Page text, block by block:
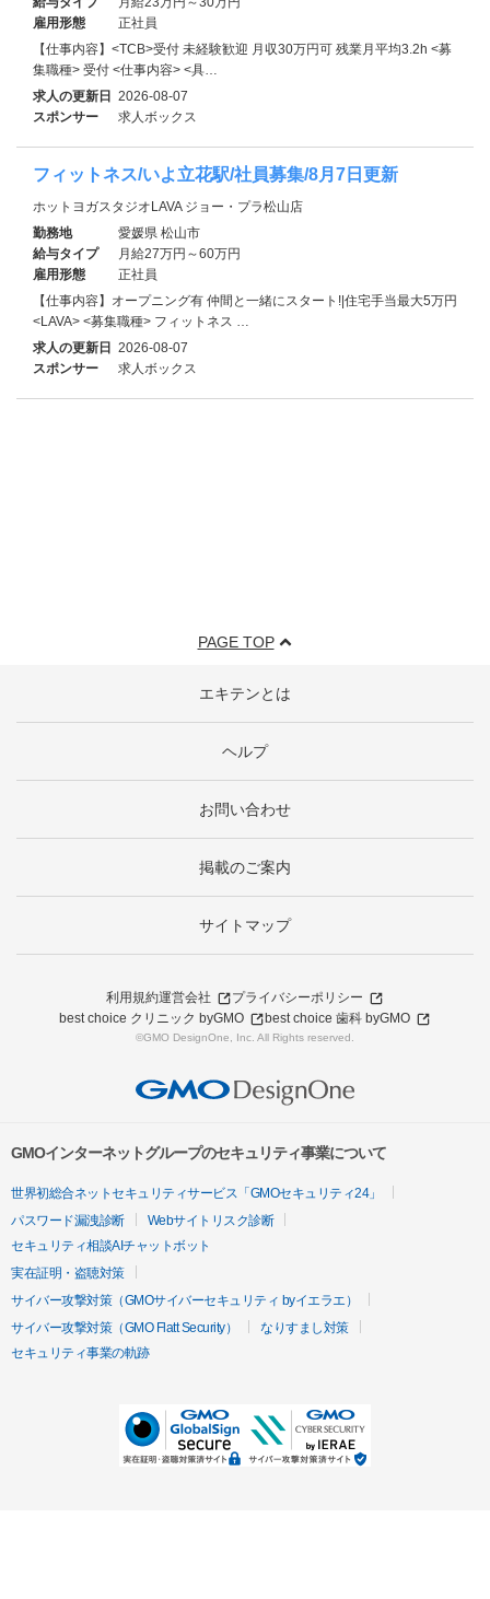
雇用形態
正社員
【仕事内容】<TCB>受付 未経験歓迎 月収30万円可 残業月平均3.2h <募
集職種> 受付 <仕事内容> <具…
求人の更新日 2026-08-07
スポンサー
求人ボックス
フィットネス/いよ立花駅/社員募集/8月7日更新
ホットヨガスタジオLAVA ジョー・プラ松山店
勤務地
愛媛県 松山市
給与タイプ
月給27万円～60万円
雇用形態
正社員
【仕事内容】オープニング有 仲間と一緒にスタート!|住宅手当最大5万円
<LAVA> <募集職種> フィットネス …
求人の更新日 2026-08-07
スポンサー
求人ボックス
PAGE TOP
エキテンとは
ヘルプ
お問い合わせ
掲載のご案内
サイトマップ
利用規約運営会社
プライバシーポリシー
best choice クリニック byGMO
best choice 歯科 byGMO
©GMO DesignOne, Inc. All Rights reserved.
GMOインターネットグループのセキュリティ事業について
世界初総合ネットセキュリティサービス「GMOセキュリティ24」
パスワード漏洩診断
Webサイトリスク診断
セキュリティ相談AIチャットボット
実在証明・盗聴対策
サイバー攻撃対策（GMOサイバーセキュリティ byイエラエ）
サイバー攻撃対策（GMO Flatt Security）
なりすまし対策
セキュリティ事業の軌跡